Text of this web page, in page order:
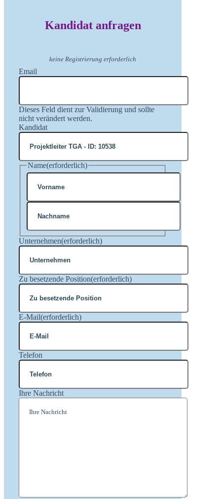
Kandidat anfragen
keine Registrierung erforderlich
Email
Dieses Feld dient zur Validierung und sollte
nicht verändert werden.
Kandidat
Name(erforderlich)
Vorname
Nachname
Unternehmen(erforderlich)
Zu besetzende Position(erforderlich)
E-Mail(erforderlich)
Telefon
Ihre Nachricht